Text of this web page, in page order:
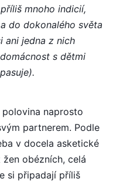
mnoho indicií,
do dokonalého světa
ani jedna z nich
s dětmi
naprosto
partnerem. Podle
v docela asketické
obézních, celá
si připadají příliš